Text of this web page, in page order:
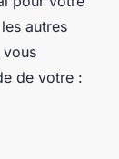
autres
vous
de votre :